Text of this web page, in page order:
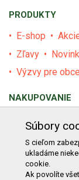
PRODUKTY
E-shop
Zľavy
Výzvy pre
NAKUPOVANIE
Obchodné
Reklamačný
Odstúpenie od
Alternatívne
Súbory
S cieľom
ukladáme
cookie.
Ak povolíte